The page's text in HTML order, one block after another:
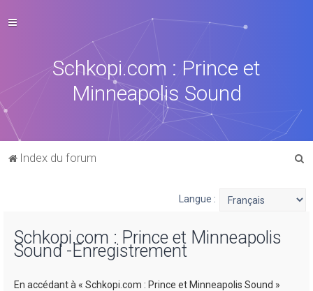
Schkopi.com : Prince et
Minneapolis Sound
Index du forum
Langue :
Schkopi.com : Prince et Minneapolis
Sound -Enregistrement
En accédant à « Schkopi.com : Prince et Minneapolis Sound »